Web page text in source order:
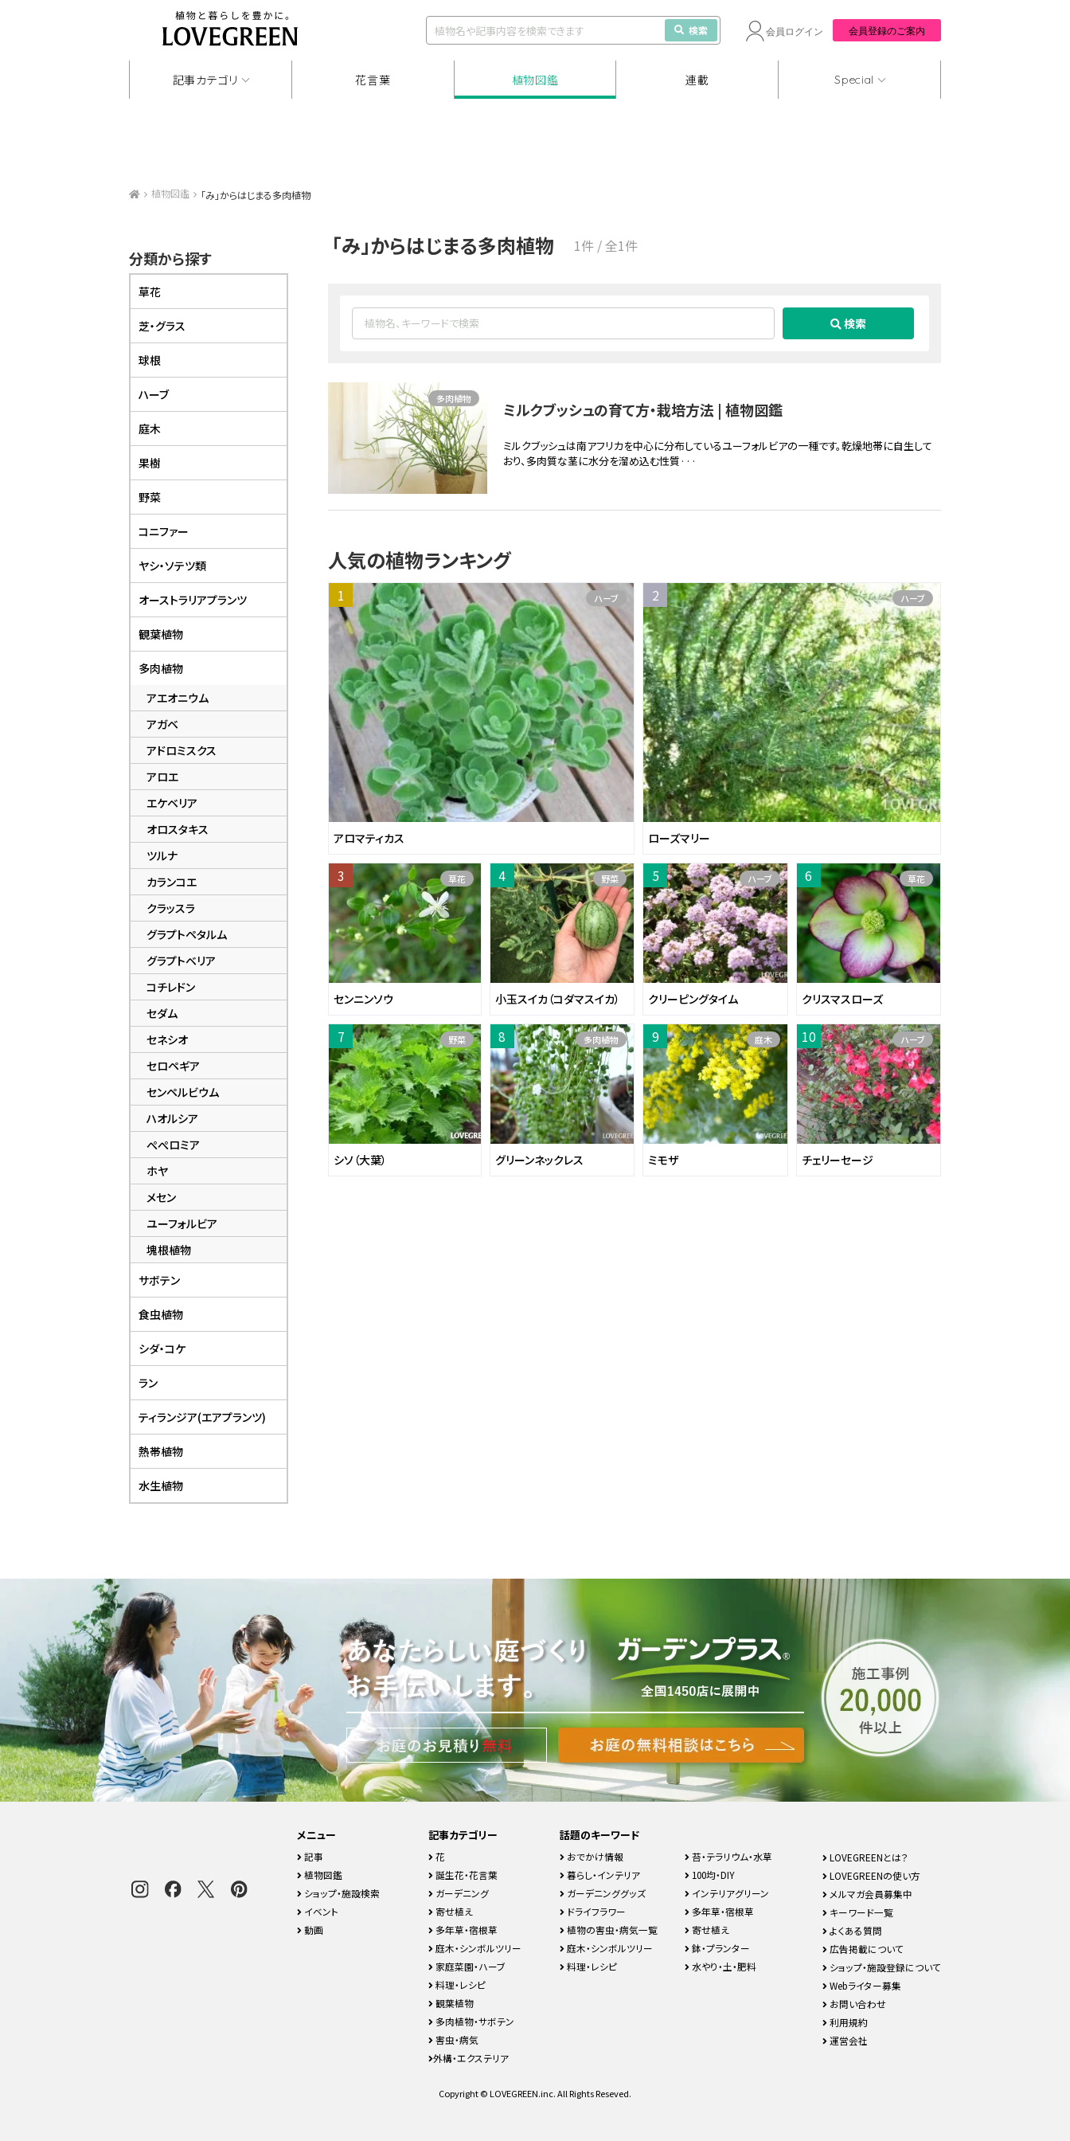
検索 会員ログイン 会員登録のご案内
記事カテゴリ 花言葉 植物図鑑 連載 Special
植物図鑑 「み」からはじまる多肉植物
「み」からはじまる多肉植物 1件 / 全1件
検索
ミルクブッシュの育て方・栽培方法 | 植物図鑑
ミルクブッシュは南アフリカを中心に分布しているユーフォルビアの一種です。乾燥地帯に自生して
おり、多肉質な茎に水分を溜め込む性質···
多肉植物
人気の植物ランキング
アロマティカス
ハーブ
ローズマリー
ハーブ
センニンソウ
草花
小玉スイカ（コダマスイカ）
野菜
クリーピングタイム
ハーブ
クリスマスローズ
草花
シソ（大葉）
野菜
グリーンネックレス
多肉植物
ミモザ
庭木
チェリーセージ
ハーブ
分類から探す
草花
芝・グラス
球根
ハーブ
庭木
果樹
野菜
コニファー
ヤシ・ソテツ類
オーストラリアプランツ
観葉植物
多肉植物
アエオニウム
アガベ
アドロミスクス
アロエ
エケベリア
オロスタキス
ツルナ
カランコエ
クラッスラ
グラプトペタルム
グラプトベリア
コチレドン
セダム
セネシオ
セロペギア
センペルビウム
ハオルシア
ぺぺロミア
ホヤ
メセン
ユーフォルビア
塊根植物
サボテン
食虫植物
シダ・コケ
ラン
ティランジア(エアプランツ)
熱帯植物
水生植物
メニュー
記事
植物図鑑
ショップ・施設検索
イベント
動画
記事カテゴリー
花
誕生花・花言葉
ガーデニング
寄せ植え
多年草・宿根草
庭木・シンボルツリー
家庭菜園・ハーブ
料理・レシピ
観葉植物
多肉植物・サボテン
害虫・病気
外構・エクステリア
話題のキーワード
おでかけ情報
苔・テラリウム・水草
暮らし・インテリア
100均・DIY
ガーデニンググッズ
インテリアグリーン
ドライフラワー
多年草・宿根草
植物の害虫・病気一覧
寄せ植え
庭木・シンボルツリー
鉢・プランター
料理・レシピ
水やり・土・肥料
LOVEGREENとは？
LOVEGREENの使い方
メルマガ会員募集中
キーワード一覧
よくある質問
広告掲載について
ショップ・施設登録について
Webライター募集
お問い合わせ
利用規約
運営会社
Copyright © LOVEGREEN.inc. All Rights Reseved.